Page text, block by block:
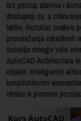
brz pristup alatima i
dostupniji su, a
lakše. Rezultat ovakve
pronalaženja određenih
ostavlja mnogo više
AutoCAD Architecture
objekti. Inteligentni
konstruktivnim
obriše ili promeni